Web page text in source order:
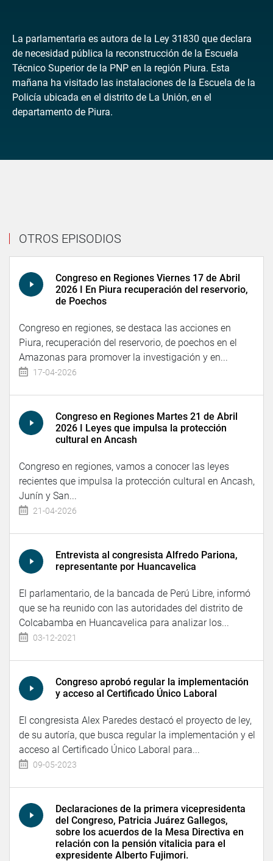
La parlamentaria es autora de la Ley 31830 que declara
de necesidad pública la reconstrucción de la Escuela
Técnico Superior de la PNP en la región Piura. Esta
mañana ha visitado las instalaciones de la Escuela de la
Policía ubicada en el distrito de La Unión, en el
departamento de Piura.
OTROS EPISODIOS
Congreso en Regiones Viernes 17 de Abril
2026 I En Piura recuperación del reservorio,
de Poechos
Congreso en regiones, se destaca las acciones en
Piura, recuperación del reservorio, de poechos en el
Amazonas para promover la investigación y en...
17-04-2026
Congreso en Regiones Martes 21 de Abril
2026 I Leyes que impulsa la protección
cultural en Ancash
Congreso en regiones, vamos a conocer las leyes
recientes que impulsa la protección cultural en Ancash,
Junín y San...
21-04-2026
Entrevista al congresista Alfredo Pariona,
representante por Huancavelica
El parlamentario, de la bancada de Perú Libre, informó
que se ha reunido con las autoridades del distrito de
Colcabamba en Huancavelica para analizar los...
03-12-2021
Congreso aprobó regular la implementación
y acceso al Certificado Único Laboral
El congresista Alex Paredes destacó el proyecto de ley,
de su autoría, que busca regular la implementación y el
acceso al Certificado Único Laboral para...
09-05-2023
Declaraciones de la primera vicepresidenta
del Congreso, Patricia Juárez Gallegos,
sobre los acuerdos de la Mesa Directiva en
relación con la pensión vitalicia para el
expresidente Alberto Fujimori.